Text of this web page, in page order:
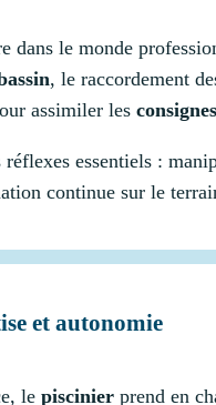
dans le monde
, le raccordement
assimiler les
essentiels :
continue sur le
et autonomie
le piscinier prend en